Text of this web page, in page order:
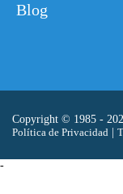
Blog
Copyright © 1985 -
Política de Privacidad
-